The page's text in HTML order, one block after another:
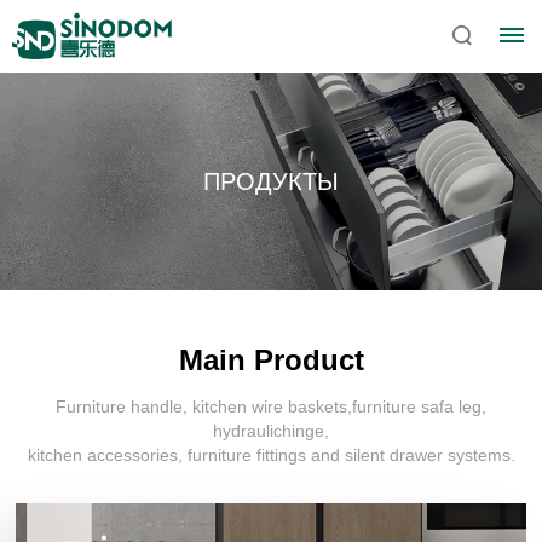
Главная
ПРОДУКТЫ
Main Product
Furniture handle, kitchen wire baskets,furniture safa leg,
hydraulichinge,
kitchen accessories, furniture fittings and silent drawer systems.